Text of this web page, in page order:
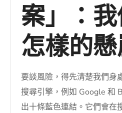
案」：
怎樣的
要談風險，得先清楚我們身
搜尋引擎，例如 Google 和
出十條藍色連結。它們會在